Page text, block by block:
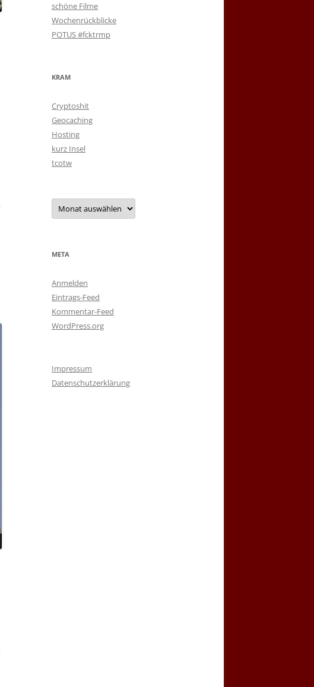
schöne Filme
Wochenrückblicke
POTUS #fcktrmp
KRAM
Cryptoshit
Geocaching
Hosting
kurz Insel
tcotw
Archiv
META
Anmelden
Eintrags-Feed
Kommentar-Feed
WordPress.org
Impressum
Datenschutzerklärung